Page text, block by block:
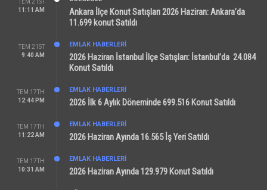
TEM 21ST
11:11 AM
Ankara İlçe Konut Satışları 2026 Haziran: Ankara’da
11.699 konut Satıldı
TEM 21ST
9:40 AM
EMLAK HABERLERI
2026 Haziran İstanbul İlçe Satışları: İstanbul’da 24.084
Konut Satıldı
TEM 17TH
12:44 PM
EMLAK HABERLERI
2026 İlk 6 Aylık Döneminde 699.516 Konut Satıldı
TEM 17TH
11:22 AM
EMLAK HABERLERI
2026 Haziran Ayında 16.565 İş Yeri Satıldı
TEM 17TH
10:31 AM
EMLAK HABERLERI
2026 Haziran Ayında 129.979 Konut Satıldı